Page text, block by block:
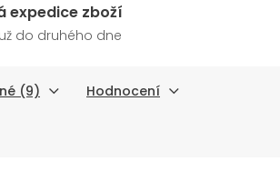
expedice zboží
do druhého dne
(9) Hodnocení